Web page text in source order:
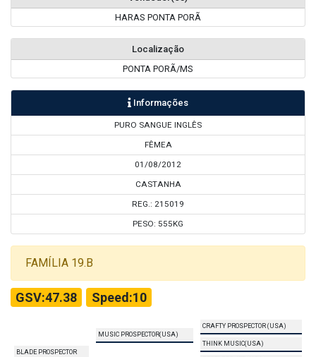
HARAS PONTA PORÃ
Localização
PONTA PORÃ/MS
Informações
PURO SANGUE INGLÊS
FÊMEA
01/08/2012
CASTANHA
REG.: 215019
PESO: 555KG
FAMÍLIA 19.B
GSV:47.38 Speed:10
BLADE PROSPECTOR
MUSIC PROSPECTOR(USA)
CRAFTY PROSPECTOR (USA)
THINK MUSIC(USA)